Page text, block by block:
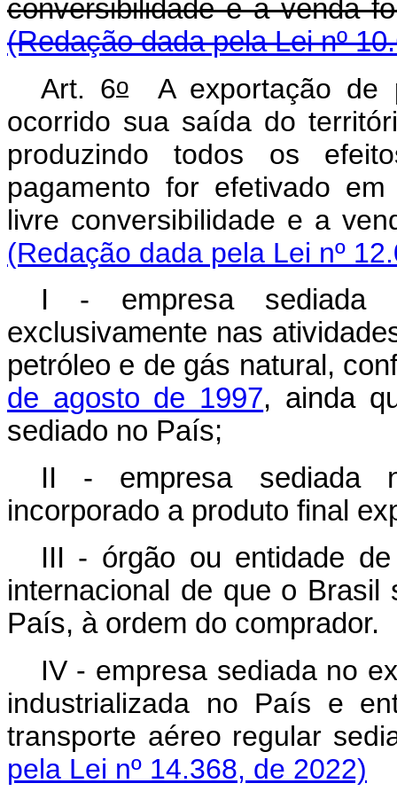
conversibilidade e a
(Redação dada pela Lei nº
Art. 6oA exportação de
ocorrido sua saída do
produzindo todos os
pagamento for efetivado
livre conversibilidade
(Redação dada pela Lei nº
I - empresa sediada
exclusivamente nas
petróleo e de gás natural,
de agosto de 1997, ainda
sediado no País;
II - empresa sediada
incorporado a produto final
III - órgão ou entidade
internacional de que o
País, à ordem do comprador.
IV - empresa sediada no
industrializada no País e
transporte aéreo regular
pela Lei nº 14.368, de 2022)